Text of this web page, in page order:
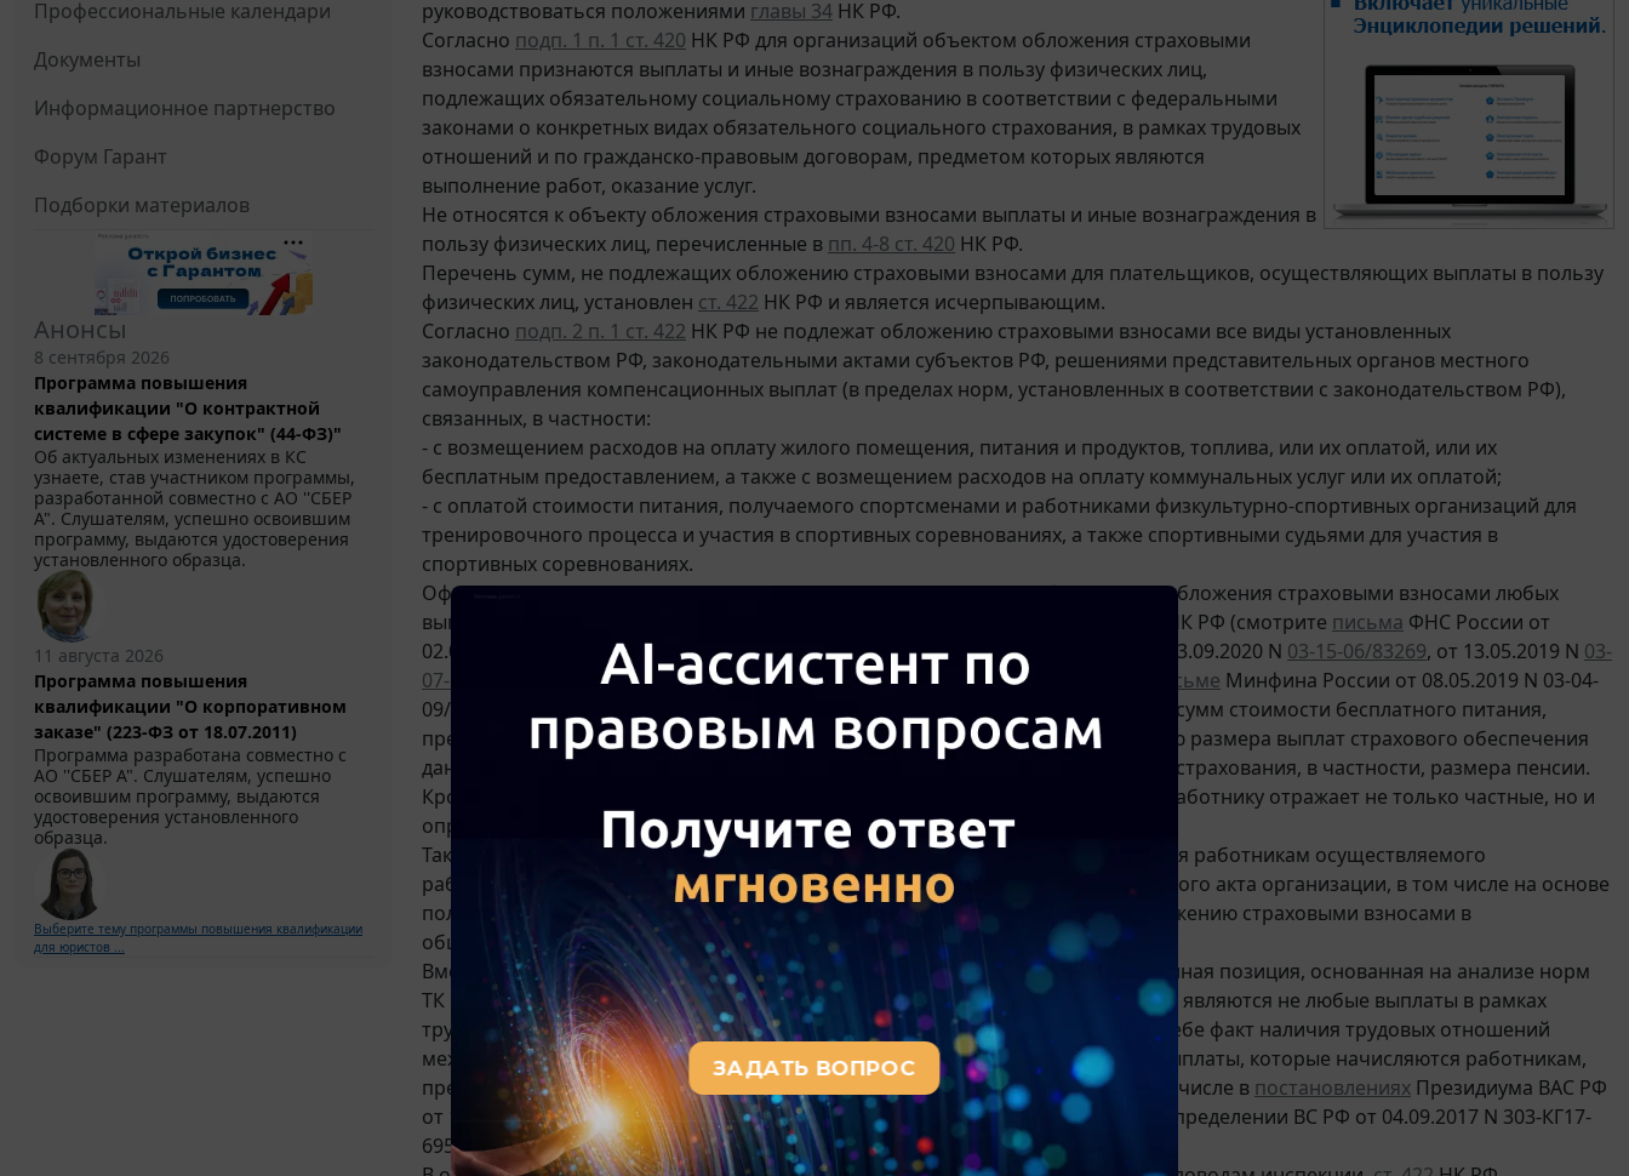
Профессиональные календари
Документы
Информационное партнерство
Форум Гарант
Подборки материалов
Анонсы
8 сентября 2026
Программа повышения
квалификации "О контрактной
системе в сфере закупок" (44-ФЗ)"
Об актуальных изменениях в КС
узнаете, став участником программы,
разработанной совместно с АО ''СБЕР
А". Слушателям, успешно освоившим
программу, выдаются удостоверения
установленного образца.
11 августа 2026
Программа повышения
квалификации "О корпоративном
заказе" (223-ФЗ от 18.07.2011)
Программа разработана совместно с
АО ''СБЕР А". Слушателям, успешно
освоившим программу, выдаются
удостоверения установленного
образца.
Выберите тему программы повышения квалификации
для юристов ...
руководствоваться положениями главы 34 НК РФ.
Согласно подп. 1 п. 1 ст. 420 НК РФ для организаций объектом обложения страховыми
взносами признаются выплаты и иные вознаграждения в пользу физических лиц,
подлежащих обязательному социальному страхованию в соответствии с федеральными
законами о конкретных видах обязательного социального страхования, в рамках трудовых
отношений и по гражданско-правовым договорам, предметом которых являются
выполнение работ, оказание услуг.
Не относятся к объекту обложения страховыми взносами выплаты и иные вознаграждения в
пользу физических лиц, перечисленные в пп. 4-8 ст. 420 НК РФ.
Перечень сумм, не подлежащих обложению страховыми взносами для плательщиков, осуществляющих выплаты в пользу
физических лиц, установлен ст. 422 НК РФ и является исчерпывающим.
Согласно подп. 2 п. 1 ст. 422 НК РФ не подлежат обложению страховыми взносами все виды установленных
законодательством РФ, законодательными актами субъектов РФ, решениями представительных органов местного
самоуправления компенсационных выплат (в пределах норм, установленных в соответствии с законодательством РФ),
связанных, в частности:
- с возмещением расходов на оплату жилого помещения, питания и продуктов, топлива, или их оплатой, или их
бесплатным предоставлением, а также с возмещением расходов на оплату коммунальных услуг или их оплатой;
- с оплатой стоимости питания, получаемого спортсменами и работниками физкультурно-спортивных организаций для
тренировочного процесса и участия в спортивных соревнованиях, а также спортивными судьями для участия в
спортивных соревнованиях.
Официальная позиция контролирующих органов сводится к необходимости обложения страховыми взносами любых
выплат, осуществляемых работникам, кроме прямо поименованных в
НК РФ (смотрите письма ФНС России от
02.06.2020 N БС-4-11/9100, Минфина России от 12.10.2020 N03-04-09/88865 , от 23.09.2020 N 03-15-06/83269, от 13.05.2019 N 03-
07-11/34059
, от 19.04.2019 N03-04-06/28569 , от 14.01.2019 N03-04-06/1153 письме Минфина России от 08.05.2019 N 03-04-
09/33763 разъяснено, что освобождение от обложения страховыми взносами сумм стоимости бесплатного питания,
предоставляемого работодателем своим работникам, приведет к уменьшению размера выплат страхового обеспечения
данным работникам по соответствующим видам обязательного социального страхования, в частности, размера пенсии.
Кроме того, требование полной уплаты страховых взносов с выплат любому работнику отражает не только частные, но и
определенные принципом солидарности публичные интересы.
Таким образом, по мнению Минфина и ФНС России, стоимость оплаты питания работникам осуществляемого
работодателем за счет собственных средств на основе локального нормативного акта организации, в том числе на основе
положений трудовых договоров или коллективных договоров, подлежит обложению страховыми взносами в
общеустановленном порядке.
Вместе с тем в арбитражной практике на протяжении многих лет существует иная позиция, основанная на анализе норм
ТК РФ, в соответствии с которыми объектом обложения страховыми взносами являются не любые выплаты в рамках
трудовых отношений, а обладающие признаками заработной платы. Сам по себе факт наличия трудовых отношений
между работодателем и его работниками не свидетельствует о том, что все выплаты, которые начисляются работникам,
представляют собой оплату их труда. Такая правовая позиция изложена в том числе в постановлениях Президиума ВАС РФ
от 14.05.2013 N 17744/12, от 03.12.2013 N10905/13 , от 10.12.2013 N 11031/13
, в определении ВС РФ от 04.09.2017 N 303-КГ17-
6952.